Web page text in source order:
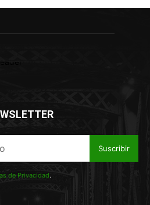
Suscribir
de Privacidad.